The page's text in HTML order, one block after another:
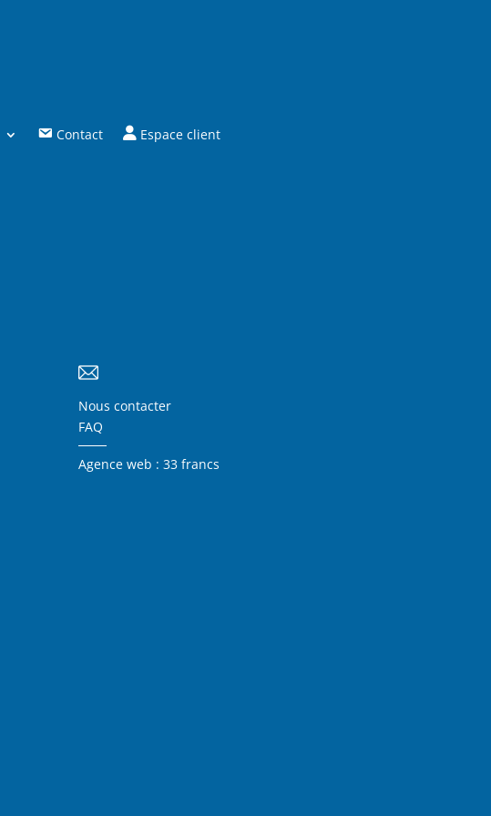
Contact Espace client
Nous contacter
FAQ
Agence web : 33 francs